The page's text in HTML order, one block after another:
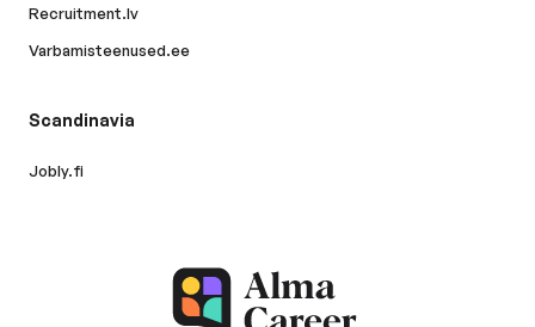
Recruitment.lv
Varbamisteenused.ee
Scandinavia
Jobly.fi